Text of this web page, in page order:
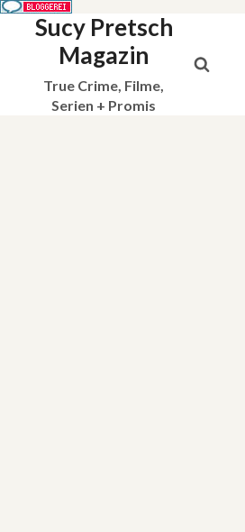
Sucy Pretsch
Magazin
True Crime, Filme,
Serien + Promis